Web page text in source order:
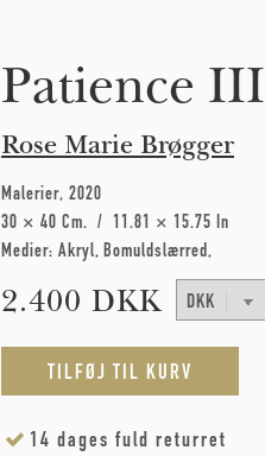
Patience III
Rose Marie Brøgger
Malerier 2020
30 × 40 Cm
11.81 × 15.75 In
Medier: Akryl Bomuldslærred
2.400 DKK
14 dages fuld returret